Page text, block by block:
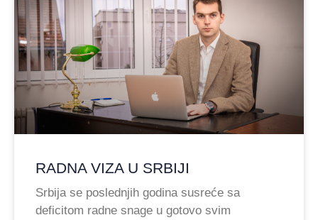
RADNA VIZA U SRBIJI
Srbija se poslednjih godina susreće sa
deficitom radne snage u gotovo svim